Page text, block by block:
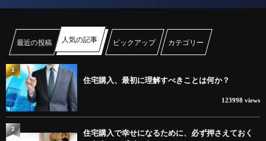
最近の投稿 人気の記事 ピックアップ カテゴリー
住宅購入、最初に理解すべきことは何か？
123998 views
1
住宅購入で幸せになるために、必ず押さえておく
2